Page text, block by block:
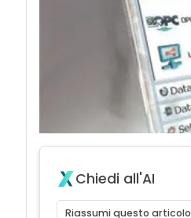
Chiedi all'AI
Riassumi questo articolo